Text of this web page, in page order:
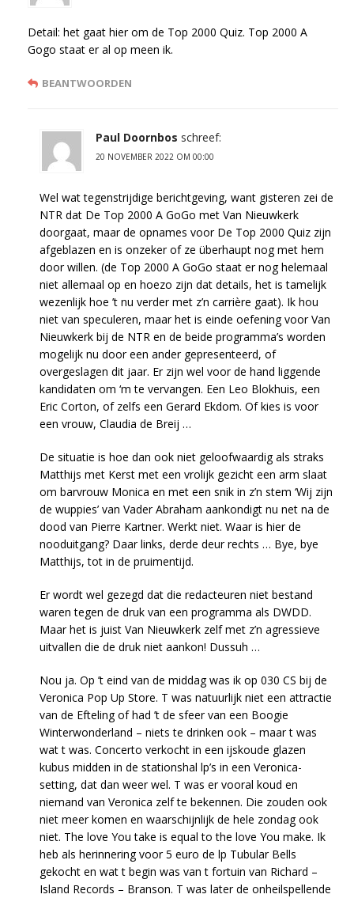
Detail: het gaat hier om de Top 2000 Quiz. Top 2000 A
Gogo staat er al op meen ik.
BEANTWOORDEN
Paul Doornbos schreef:
20 NOVEMBER 2022 OM 00:00
Wel wat tegenstrijdige berichtgeving, want gisteren zei de
NTR dat De Top 2000 A GoGo met Van Nieuwkerk
doorgaat, maar de opnames voor De Top 2000 Quiz zijn
afgeblazen en is onzeker of ze überhaupt nog met hem
door willen. (de Top 2000 A GoGo staat er nog helemaal
niet allemaal op en hoezo zijn dat details, het is tamelijk
wezenlijk hoe ’t nu verder met z’n carrière gaat). Ik hou
niet van speculeren, maar het is einde oefening voor Van
Nieuwkerk bij de NTR en de beide programma’s worden
mogelijk nu door een ander gepresenteerd, of
overgeslagen dit jaar. Er zijn wel voor de hand liggende
kandidaten om ‘m te vervangen. Een Leo Blokhuis, een
Eric Corton, of zelfs een Gerard Ekdom. Of kies is voor
een vrouw, Claudia de Breij …
De situatie is hoe dan ook niet geloofwaardig als straks
Matthijs met Kerst met een vrolijk gezicht een arm slaat
om barvrouw Monica en met een snik in z’n stem ‘Wij zijn
de wuppies’ van Vader Abraham aankondigt nu net na de
dood van Pierre Kartner. Werkt niet. Waar is hier de
nooduitgang? Daar links, derde deur rechts … Bye, bye
Matthijs, tot in de pruimentijd.
Er wordt wel gezegd dat die redacteuren niet bestand
waren tegen de druk van een programma als DWDD.
Maar het is juist Van Nieuwkerk zelf met z’n agressieve
uitvallen die de druk niet aankon! Dussuh …
Nou ja. Op ’t eind van de middag was ik op 030 CS bij de
Veronica Pop Up Store. T was natuurlijk niet een attractie
van de Efteling of had ’t de sfeer van een Boogie
Winterwonderland – niets te drinken ook – maar t was
wat t was. Concerto verkocht in een ijskoude glazen
kubus midden in de stationshal lp’s in een Veronica-
setting, dat dan weer wel. T was er vooral koud en
niemand van Veronica zelf te bekennen. Die zouden ook
niet meer komen en waarschijnlijk de hele zondag ook
niet. The love You take is equal to the love You make. Ik
heb als herinnering voor 5 euro de lp Tubular Bells
gekocht en wat t begin was van t fortuin van Richard –
Island Records – Branson. T was later de onheilspellende